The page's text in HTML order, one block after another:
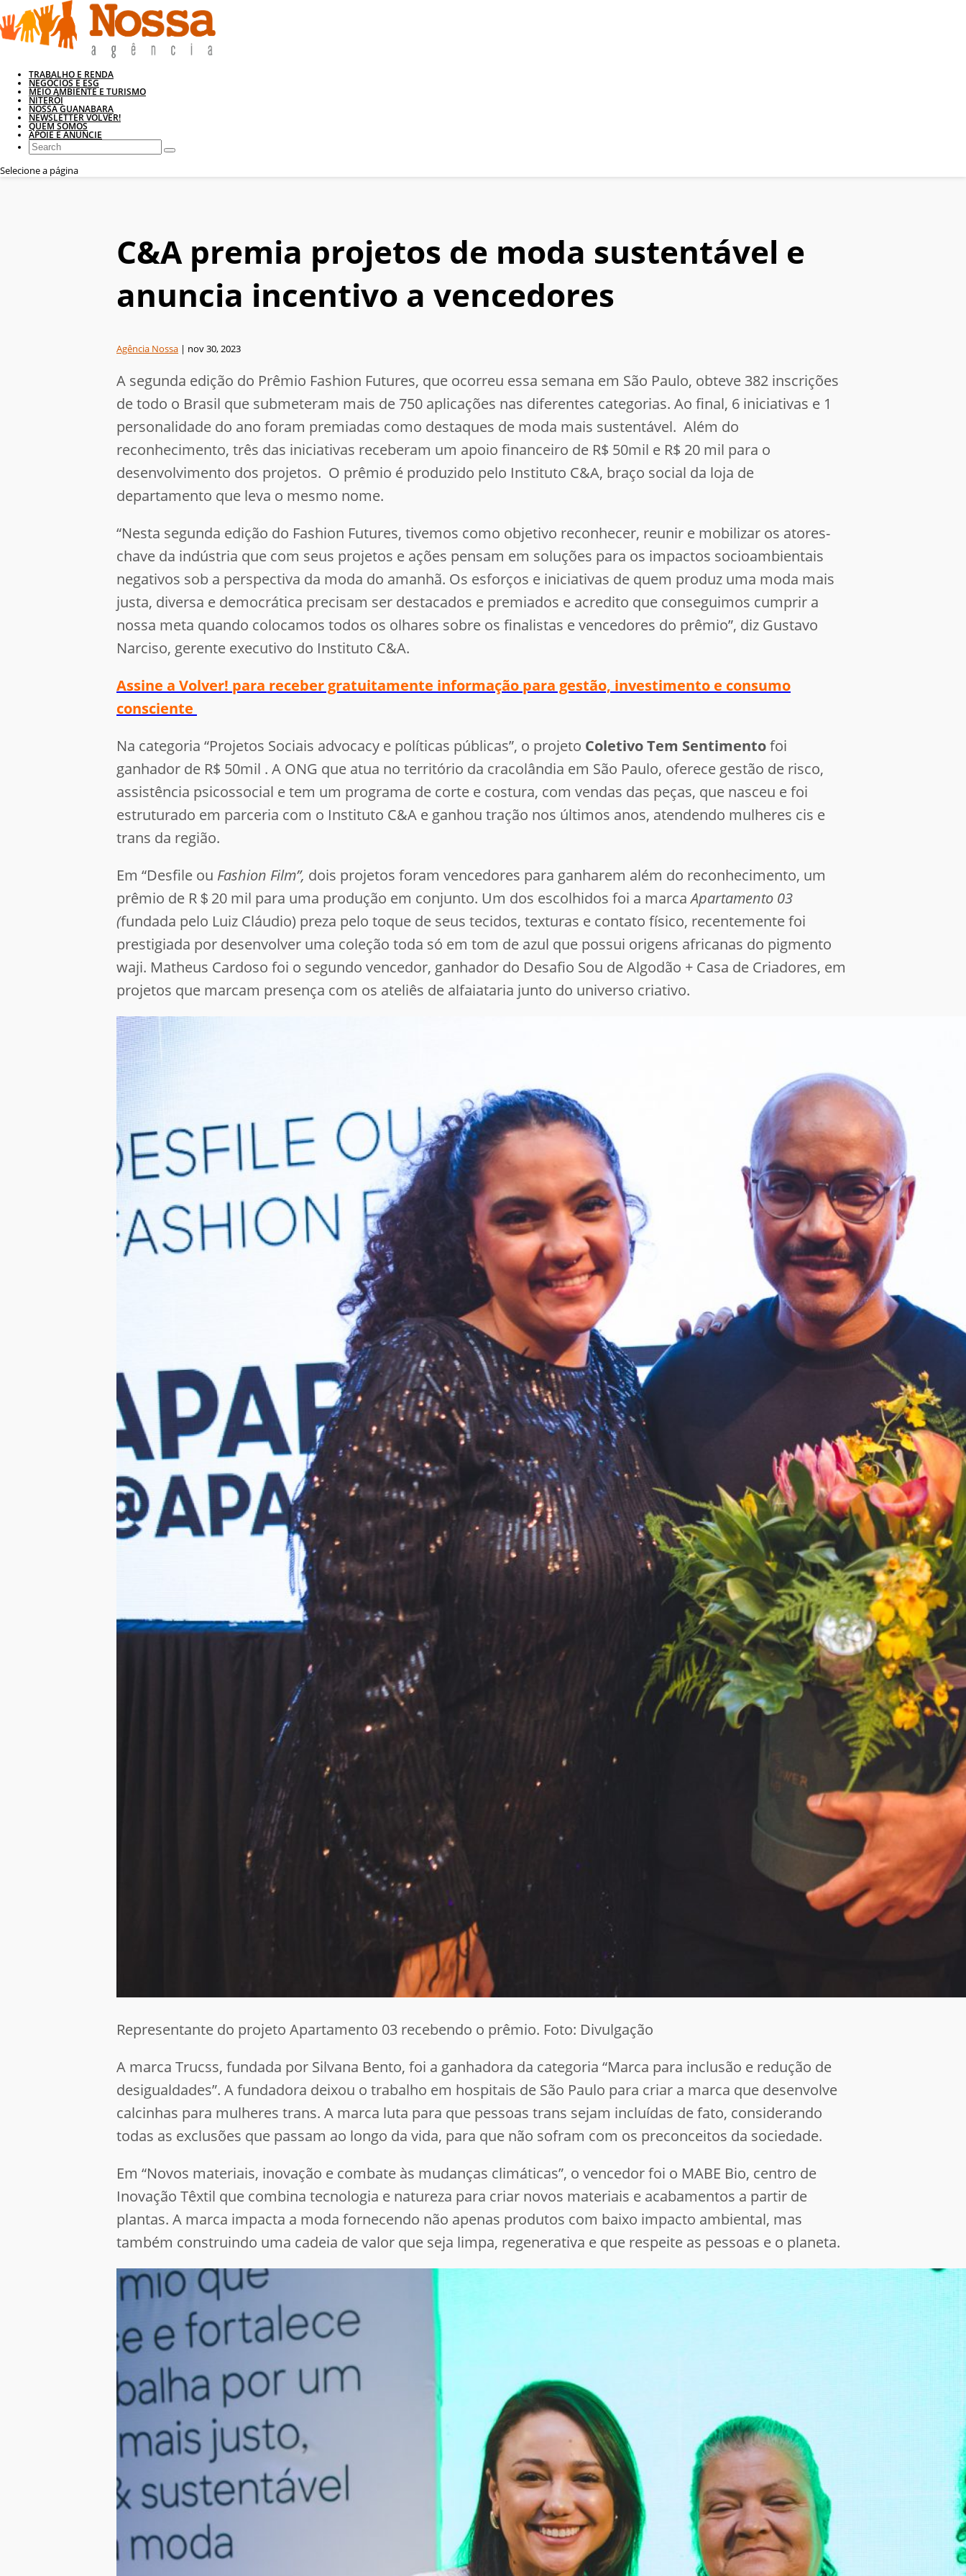
TRABALHO E RENDA
NEGÓCIOS E ESG
MEIO AMBIENTE E TURISMO
NITERÓI
NOSSA GUANABARA
NEWSLETTER VOLVER!
QUEM SOMOS
APOIE E ANUNCIE
Selecione a página
C&A premia projetos de moda sustentável e
anuncia incentivo a vencedores
Agência Nossa | nov 30, 2023
A segunda edição do Prêmio Fashion Futures, que ocorreu essa semana em São Paulo, obteve 382 inscrições
de todo o Brasil que submeteram mais de 750 aplicações nas diferentes categorias. Ao final, 6 iniciativas e 1
personalidade do ano foram premiadas como destaques de moda mais sustentável. Além do
reconhecimento, três das iniciativas receberam um apoio financeiro de R$ 50mil e R$ 20 mil para o
desenvolvimento dos projetos. O prêmio é produzido pelo Instituto C&A, braço social da loja de
departamento que leva o mesmo nome.
“Nesta segunda edição do Fashion Futures, tivemos como objetivo reconhecer, reunir e mobilizar os atores-
chave da indústria que com seus projetos e ações pensam em soluções para os impactos socioambientais
negativos sob a perspectiva da moda do amanhã. Os esforços e iniciativas de quem produz uma moda mais
justa, diversa e democrática precisam ser destacados e premiados e acredito que conseguimos cumprir a
nossa meta quando colocamos todos os olhares sobre os finalistas e vencedores do prêmio”, diz Gustavo
Narciso, gerente executivo do Instituto C&A.
Assine a Volver! para receber gratuitamente informação para gestão, investimento e consumo
consciente
Na categoria “Projetos Sociais advocacy e políticas públicas”, o projeto Coletivo Tem Sentimentofoi
ganhador de R$ 50mil . A ONG que atua no território da cracolândia em São Paulo, oferece gestão de risco,
assistência psicossocial e tem um programa de corte e costura, com vendas das peças, que nasceu e foi
estruturado em parceria com o Instituto C&A e ganhou tração nos últimos anos, atendendo mulheres cis e
trans da região.
Em “Desfile ou Fashion Film”, dois projetos foram vencedores para ganharem além do reconhecimento, um
prêmio de R＄20 mil para uma produção em conjunto. Um dos escolhidos foi a marcaApartamento 03
(fundada pelo Luiz Cláudio) preza pelo toque de seus tecidos, texturas e contato físico, recentemente foi
prestigiada por desenvolver uma coleção toda só em tom de azul que possui origens africanas do pigmento
waji. Matheus Cardoso foi o segundo vencedor, ganhador do Desafio Sou de Algodão + Casa de Criadores, em
projetos que marcam presença com os ateliês de alfaiataria junto do universo criativo.
Representante do projeto Apartamento 03 recebendo o prêmio. Foto: Divulgação
A marca Trucss, fundada por Silvana Bento, foi a ganhadora da categoria “Marca para inclusão e redução de
desigualdades”. A fundadora deixou o trabalho em hospitais de São Paulo para criar a marca que desenvolve
calcinhas para mulheres trans. A marca luta para que pessoas trans sejam incluídas de fato, considerando
todas as exclusões que passam ao longo da vida, para que não sofram com os preconceitos da sociedade.
Em “Novos materiais, inovação e combate às mudanças climáticas”, o vencedor foi o MABE Bio, centro de
Inovação Têxtil que combina tecnologia e natureza para criar novos materiais e acabamentos a partir de
plantas. A marca impacta a moda fornecendo não apenas produtos com baixo impacto ambiental, mas
também construindo uma cadeia de valor que seja limpa, regenerativa e que respeite as pessoas e o planeta.